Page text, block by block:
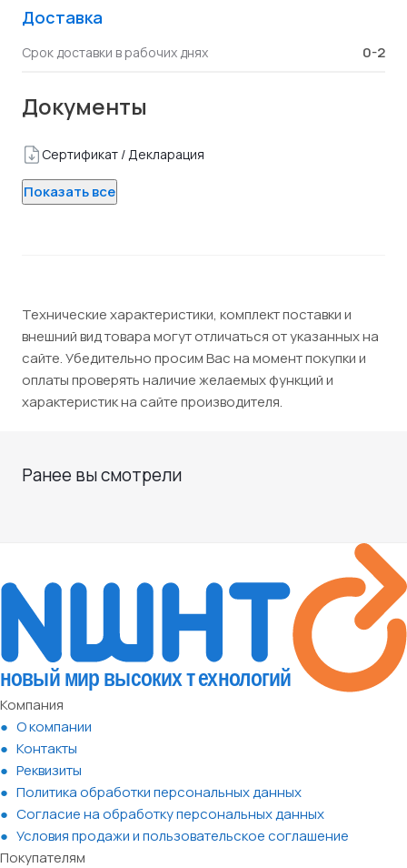
Доставка
Срок доставки в рабочих днях 0-2
Документы
Сертификат / Декларация
Показать все
Технические характеристики, комплект поставки и
внешний вид товара могут отличаться от указанных на
сайте. Убедительно просим Вас на момент покупки и
оплаты проверять наличие желаемых функций и
характеристик на сайте производителя.
Ранее вы смотрели
Компания
О компании
Контакты
Реквизиты
Политика обработки персональных данных
Согласие на обработку персональных данных
Условия продажи и пользовательское соглашение
Покупателям